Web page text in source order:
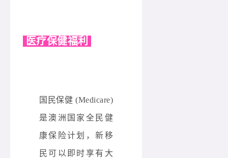
医疗保健福利
国民保健 (Medicare)
是澳洲国家全民健
康保险计划，新移
民可以即时享有大